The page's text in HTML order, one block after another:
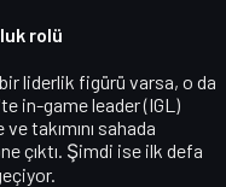
rolü
liderlik figürü varsa, o da
in-game leader (IGL)
takımını sahada
çıktı. Şimdi ise ilk defa